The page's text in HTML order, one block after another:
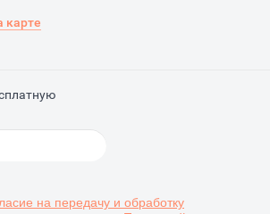
карте
на передачу и обработку